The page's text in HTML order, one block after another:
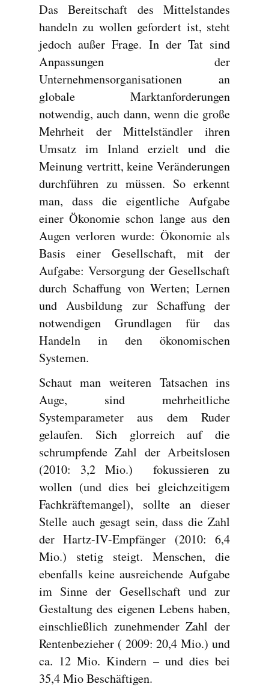
Das Bereitschaft des Mittelstandes
handeln zu wollen gefordert ist, steht
jedoch außer Frage. In der Tat sind
Anpassungen der
Unternehmensorganisationen an
globale Marktanforderungen
notwendig, auch dann, wenn die große
Mehrheit der Mittelständler ihren
Umsatz im Inland erzielt und die
Meinung vertritt, keine Veränderungen
durchführen zu müssen. So erkennt
man, dass die eigentliche Aufgabe
einer Ökonomie schon lange aus den
Augen verloren wurde: Ökonomie als
Basis einer Gesellschaft, mit der
Aufgabe: Versorgung der Gesellschaft
durch Schaffung von Werten; Lernen
und Ausbildung zur Schaffung der
notwendigen Grundlagen für das
Handeln in den ökonomischen
Systemen.
Schaut man weiteren Tatsachen ins
Auge, sind mehrheitliche
Systemparameter aus dem Ruder
gelaufen. Sich glorreich auf die
schrumpfende Zahl der Arbeitslosen
(2010: 3,2 Mio.) fokussieren zu
wollen (und dies bei gleichzeitigem
Fachkräftemangel), sollte an dieser
Stelle auch gesagt sein, dass die Zahl
der Hartz-IV-Empfänger (2010: 6,4
Mio.) stetig steigt. Menschen, die
ebenfalls keine ausreichende Aufgabe
im Sinne der Gesellschaft und zur
Gestaltung des eigenen Lebens haben,
einschließlich zunehmender Zahl der
Rentenbezieher ( 2009: 20,4 Mio.) und
ca. 12 Mio. Kindern – und dies bei
35,4 Mio Beschäftigen.